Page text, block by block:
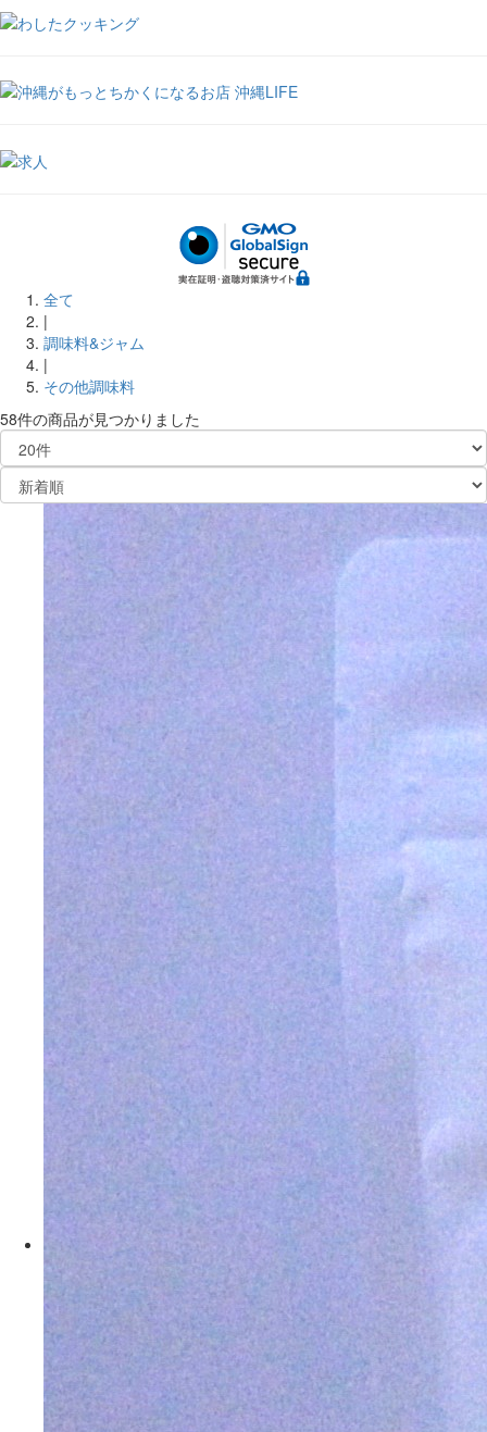
全て
|
調味料&ジャム
|
その他調味料
58件の商品が見つかりました